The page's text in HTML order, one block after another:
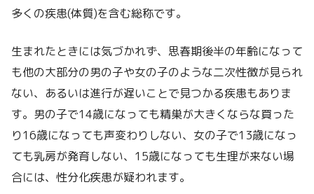
多くの疾患(体質)を含む総称です。
生まれたときには気づかれず、思春期後半の年齢になって
も他の大部分の男の子や女の子のような二次性徴が見られ
ない、あるいは進行が遅いことで見つかる疾患もありま
す。男の子で14歳になっても精巣が大きくならな買った
り16歳になっても声変わりしない、女の子で13歳になっ
ても乳房が発育しない、15歳になっても生理が来ない場
合には、性分化疾患が疑われます。